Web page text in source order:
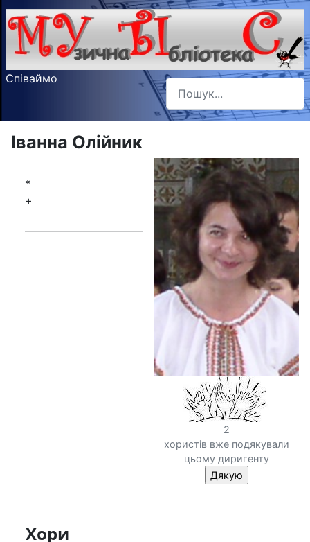
Співаймо Пошук
Type 2 or more characters
Іванна Олійник
2
хористів вже подякували
цьому диригенту
*
+
Хори